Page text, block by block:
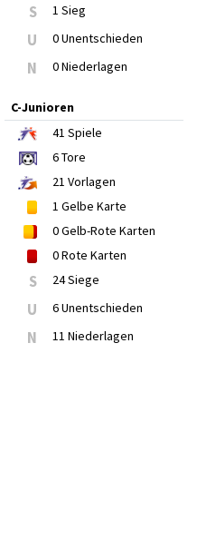
S 1 Sieg
U 0 Unentschieden
N 0 Niederlagen
C-Junioren
41 Spiele
6Tore
21 Vorlagen
1 Gelbe Karte
0Gelb-Rote Karten
0Rote Karten
S 24 Siege
U 6 Unentschieden
N 11 Niederlagen